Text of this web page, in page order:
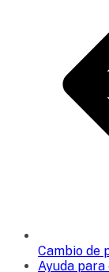
Cambio de
Ayuda